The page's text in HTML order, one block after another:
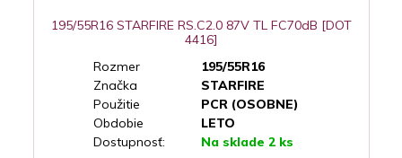
195/55R16 STARFIRE RS.C2.0 87V TL FC70dB [DOT
4416]
Rozmer
195/55R16
Značka
STARFIRE
Použitie
PCR (OSOBNE)
Obdobie
LETO
Dostupnosť:
Na sklade 2 ks